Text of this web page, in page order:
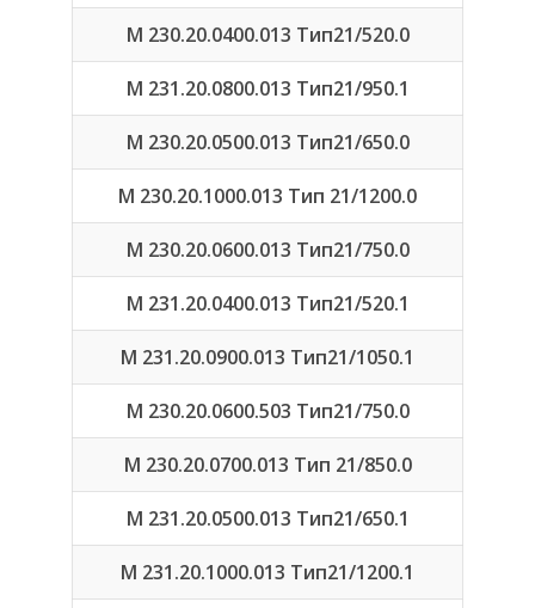
М 230.20.0400.013 Тип21/520.0
М 231.20.0800.013 Тип21/950.1
М 230.20.0500.013 Тип21/650.0
М 230.20.1000.013 Тип 21/1200.0
М 230.20.0600.013 Тип21/750.0
М 231.20.0400.013 Тип21/520.1
М 231.20.0900.013 Тип21/1050.1
М 230.20.0600.503 Тип21/750.0
М 230.20.0700.013 Тип 21/850.0
М 231.20.0500.013 Тип21/650.1
М 231.20.1000.013 Тип21/1200.1